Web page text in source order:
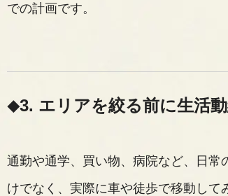
での計画です。
3. エリアを絞る前に生活
通勤や通学、買い物、病院など、日
けでなく、実際に車や徒歩で移動し